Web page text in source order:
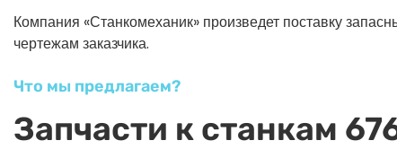
Компания «Станкомеханик» произведет поставку
чертежам заказчика.
Что мы предлагаем?
Запчасти к станкам